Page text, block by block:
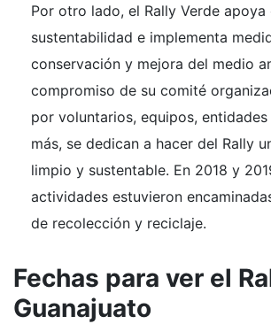
Por otro lado, el Rally Verde apoya
sustentabilidad e implementa
conservación y mejora del medio
compromiso de su comité
por voluntarios, equipos,
más, se dedican a hacer del Rally
limpio y sustentable. En 2018 y
actividades estuvieron
de recolección y reciclaje.
Fechas para ver el
Guanajuato